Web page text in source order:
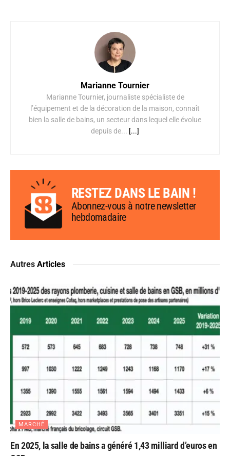
Marianne Tournier
Marianne Tournier, journaliste spécialiste de
l’équipement et de la décoration de la maison, connaît
bien la salle de bains, un secteur dans lequel elle évolue
depuis de... [...]
RESTEZ DANS LE BAIN !
Abonnez-vous à notre newsletter
hebdomadaire
Autres Articles
MARCHÉ
En 2025, la salle de bains a généré 1,43 milliard d’euros en